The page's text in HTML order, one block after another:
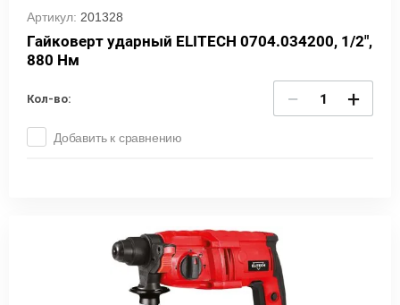
Артикул: 201328
Гайковерт ударный ELITECH 0704.034200, 1/2",
880 Нм
Кол-во: − +
Добавить к сравнению